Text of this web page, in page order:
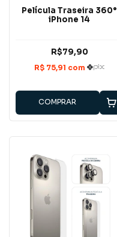
Película Traseira 360°
iPhone 14
R$79,90
COMPRAR